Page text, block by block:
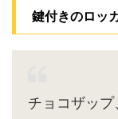
鍵付きのロッ
チョコザッ